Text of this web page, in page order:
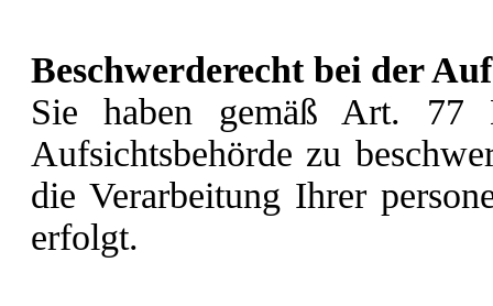
Beschwerderecht bei der
Sie haben gemäß Art. 77
Aufsichtsbehörde zu
die Verarbeitung Ihrer
erfolgt.